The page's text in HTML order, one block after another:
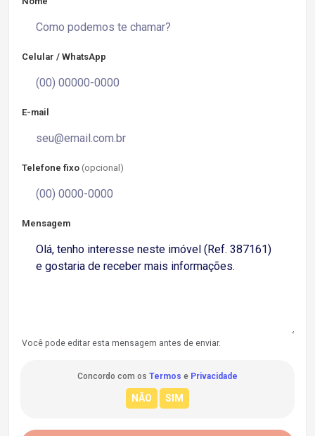
Celular / WhatsApp
E-mail
Telefone fixo (opcional)
Mensagem
Você pode editar esta mensagem antes de enviar.
Concordo com os Termos e Privacidade